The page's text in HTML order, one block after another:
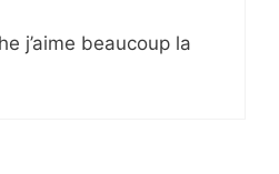
j’aime beaucoup la